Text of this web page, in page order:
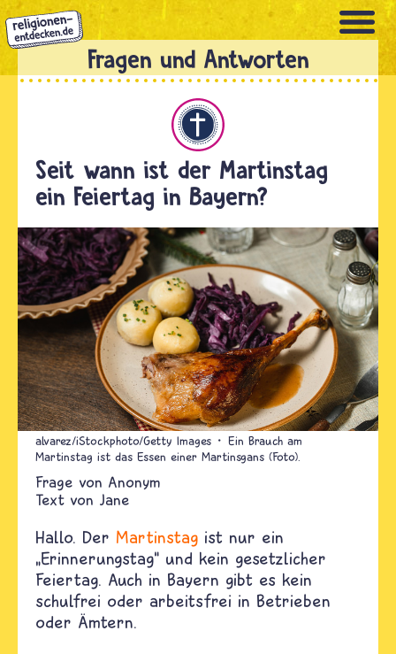
Direkt
zum
Inhalt
Seit wann ist der Martinstag
ein Feiertag in Bayern?
alvarez/iStockphoto/Getty Images
Ein Brauch am
Martinstag ist das Essen einer Martinsgans (Foto).
Anonym
Text von Jane
Hallo. Der Martinstag ist nur ein
„Erinnerungstag“ und kein gesetzlicher
Feiertag. Auch in Bayern gibt es kein
schulfrei oder arbeitsfrei in Betrieben
oder Ämtern.